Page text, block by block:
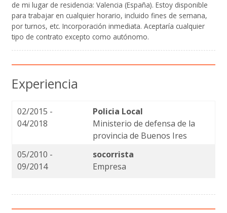
de mi lugar de residencia: Valencia (España). Estoy disponible
para trabajar en cualquier horario, incluido fines de semana,
por turnos, etc. Incorporación inmediata. Aceptaría cualquier
tipo de contrato excepto como autónomo.
Experiencia
02/2015 -
04/2018
Policia Local
Ministerio de defensa de la
provincia de Buenos Ires
05/2010 -
09/2014
socorrista
Empresa